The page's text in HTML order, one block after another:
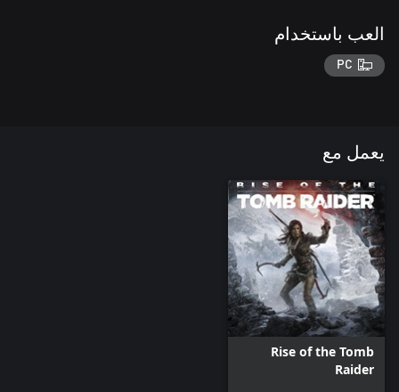
العب باستخدام
PC
يعمل مع
Rise of the Tomb
Raider